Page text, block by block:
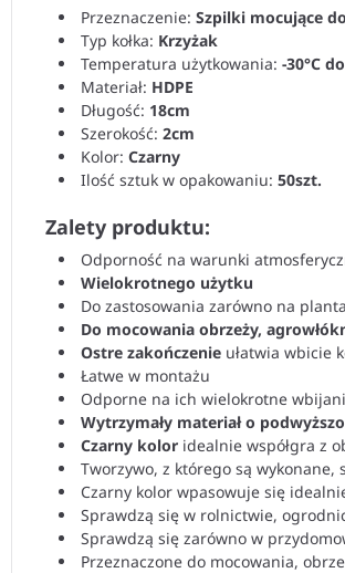
Przeznaczenie: Szpilki mocujące
Typ kołka: Krzyżak
Temperatura użytkowania: -30°C
Materiał: HDPE
Długość: 18cm
Szerokość: 2cm
Kolor: Czarny
Ilość sztuk w opakowaniu: 50szt.
Zalety produktu:
Odporność na warunki
Wielokrotnego użytku
Do zastosowania zarówno na
Do mocowania obrzeży,
Ostre zakończenie ułatwia wbicie
Łatwe w montażu
Odporne na ich wielokrotne
Wytrzymały materiał o
Czarny kolor idealnie współgra z
Tworzywo, z którego są wykonane,
Czarny kolor wpasowuje się
Sprawdzą się w rolnictwie,
Sprawdzą się zarówno w
Przeznaczone do mocowania,